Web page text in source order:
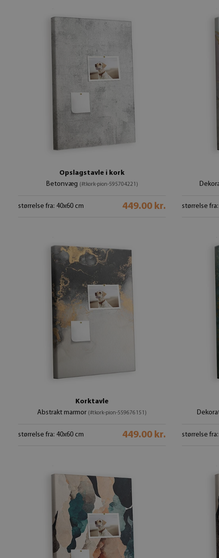
Opslagstavle i kork
Betonvæg (#tkork-pion-595704221)
størrelse fra: 40x60 cm 449.00 kr. størrelse
Korktavle
Abstrakt marmor (#tkork-pion-559676151)
størrelse fra: 40x60 cm 449.00 kr. størrelse